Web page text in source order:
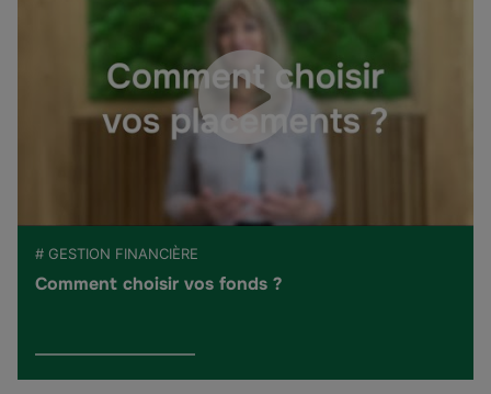
# GESTION FINANCIÈRE
Comment choisir vos fonds ?